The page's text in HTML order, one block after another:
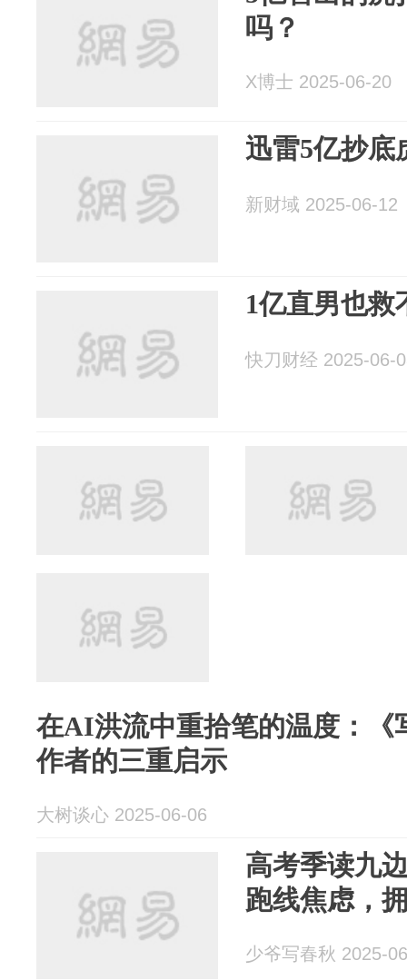
吗？
X博士 2025-06-20
迅雷5亿抄底
新财域 2025-06-12
1亿直男也救
快刀财经 2025-06-
在AI洪流中重拾笔的温度：《
作者的三重启示
大树谈心 2025-06-06
高考季读九
跑线焦虑，
少爷写春秋 2025-